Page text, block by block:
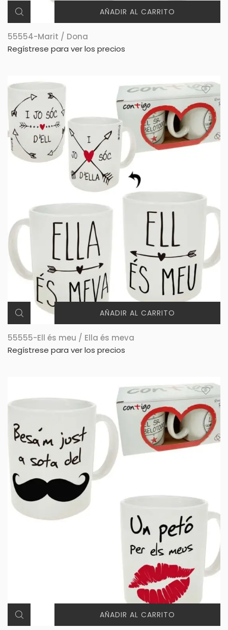
AÑADIR AL CARRITO
55554-Marit / Dona
Regístrese para ver los precios
AÑADIR AL CARRITO
55555-Ell és meu / Ella és meva
Regístrese para ver los precios
AÑADIR AL CARRITO